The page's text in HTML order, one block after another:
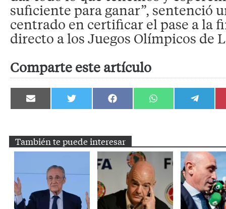
suficiente para ganar”, sentenció
centrado en certificar el pase a la
directo a los Juegos Olímpicos de
Comparte este artículo
Compartir
en
Compartir
en
Compartir
en
Compartir
en
Compartir
en
También te puede interesar